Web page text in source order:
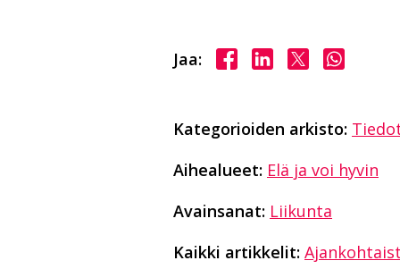
Jaa: Jaa Facebookissa
Jaa LinkedInissä
Jaa X:ssä
Jaa
Kategorioiden arkisto:
Aihealueet: Elä ja voi hyvin
Avainsanat: Liikunta
Kaikki artikkelit: